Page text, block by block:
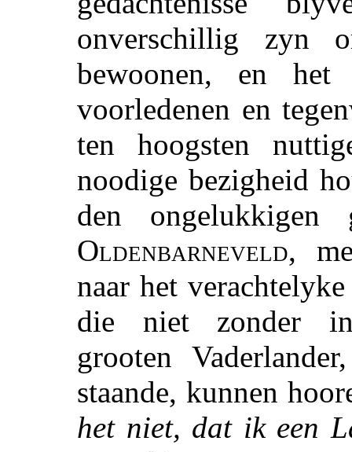
onverschillig zyn
bewoonen, en het
voorledenen en
ten hoogsten
noodige bezigheid
den ongelukkigen
Oldenbarneveld,
naar het
die niet zonder
grooten
staande, kunnen
het niet, dat ik een